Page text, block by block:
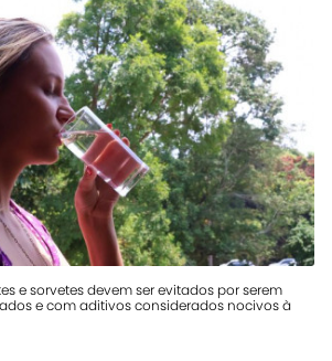
e sorvetes devem ser evitados por serem
e com aditivos considerados nocivos à